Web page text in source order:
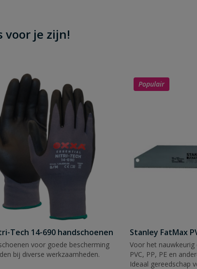
voor je zijn!
Tech 14-690 handschoenen
voor goede bescherming
bij diverse werkzaamheden.
Populair
Stanley FatMax
Voor het
PVC, PP, PE en
Ideaal gereedschap